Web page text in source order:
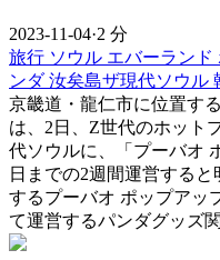
2023-11-04·2 分
旅行 ソウル エバーランド
ンダ汝矣島ザ現代ソウル
京畿道・龍仁市に位置す
は、2日、Z世代のホット
代ソウルに、「プーバオ
日までの2週間運営する
するプーバオ ポップアッ
て運営するパンダグッズ